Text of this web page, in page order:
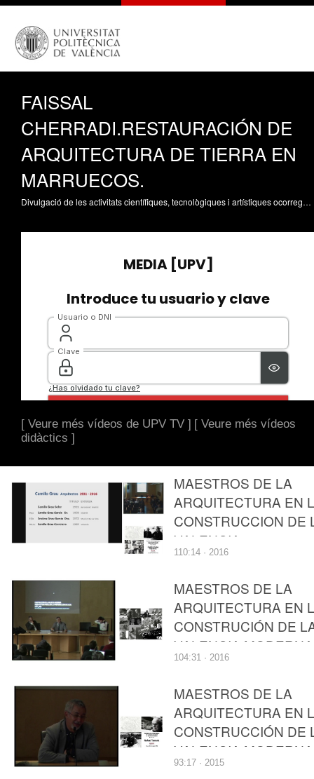
FAISSAL
CHERRADI.RESTAURACIÓN DE
ARQUITECTURA DE TIERRA EN
MARRUECOS.
Divulgació de les activitats científiques, tecnològiques i artístiques ocorregudes en els tres campus de la UPV
[ Veure més vídeos de UPV TV ] [ Veure més vídeos
didàctics ]
MAESTROS DE LA
ARQUITECTURA EN
CONSTRUCCION DE
VALENCIA
MODERNA."CAMILO
110:14 · 2016
MAESTROS DE LA
ARQUITECTURA EN
CONSTRUCIÓN DE
VALENCIA MODERNA
.GODB , MAITE
104:31 · 2016
MAESTROS DE LA
ARQUITECTURA EN
CONSTRUCCIÓN DE
VALENCIA
OBRA PROPIA.
93:17 · 2015